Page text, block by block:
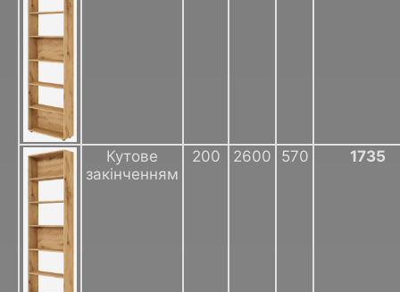
Кутове
закінченням
200 2600 570 1735